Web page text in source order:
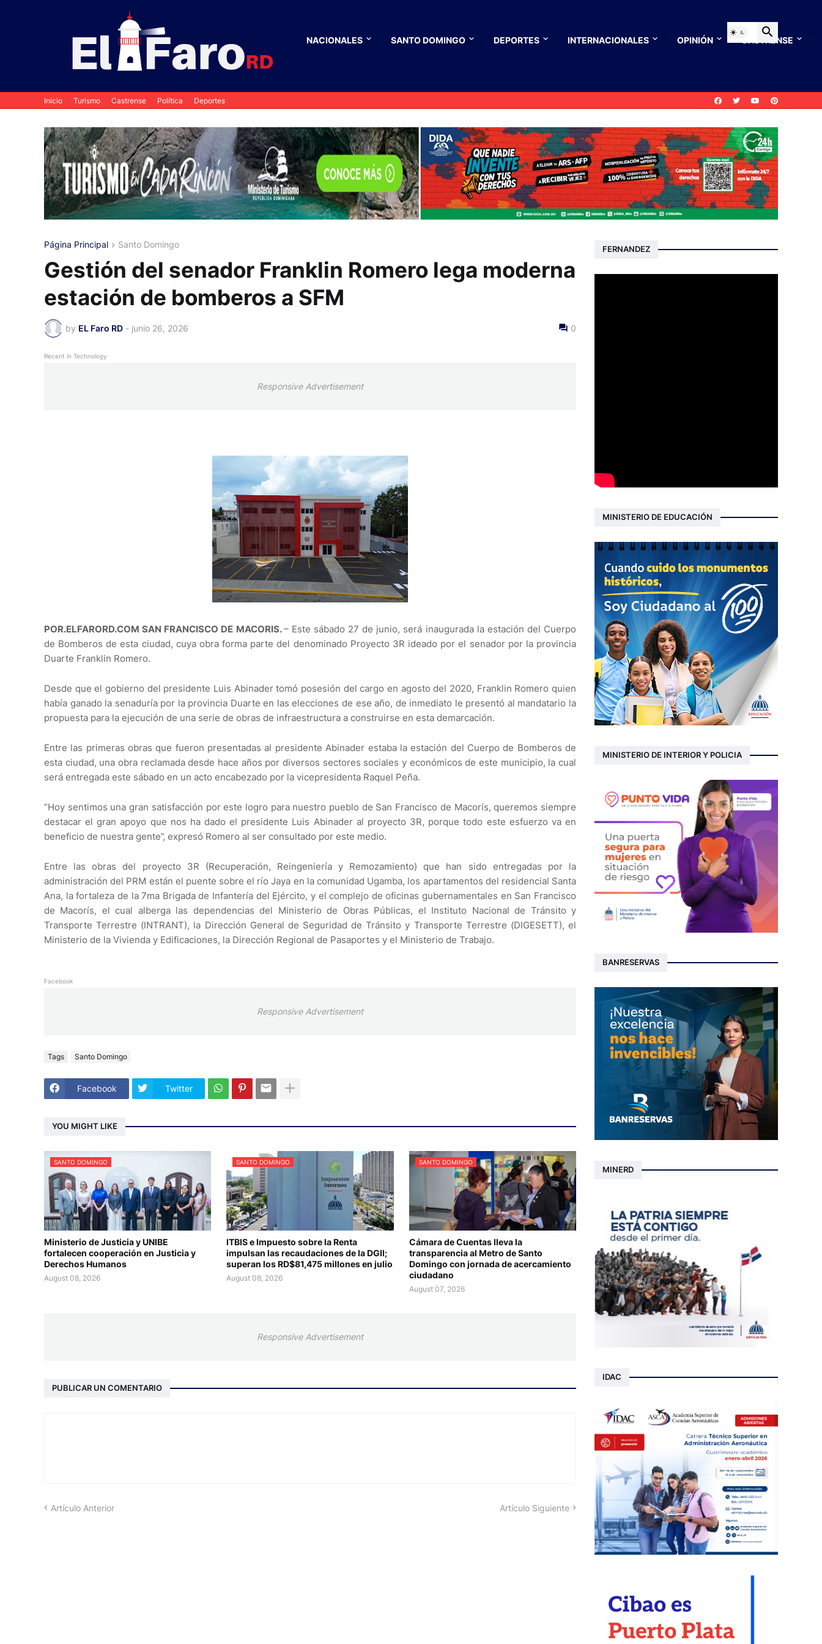
NACIONALES SANTO DOMINGO DEPORTES INTERNACIONALES OPINIÓN CASTRENSE
Inicio Turismo Castrense Política Deportes
Página Principal Santo Domingo
Gestión del senador Franklin Romero lega moderna
estación de bomberos a SFM
by EL Faro RD - junio 26, 2026 0
Recent in Technology
Responsive Advertisement
POR.ELFARORD.COM SAN FRANCISCO DE MACORIS.– Este sábado 27 de junio, será inaugurada la estación del Cuerpo
de Bomberos de esta ciudad, cuya obra forma parte del denominado Proyecto 3R ideado por el senador por la provincia
Duarte Franklin Romero.
Desde que el gobierno del presidente Luis Abinader tomó posesión del cargo en agosto del 2020, Franklin Romero quien
había ganado la senaduría por la provincia Duarte en las elecciones de ese año, de inmediato le presentó al mandatario la
propuesta para la ejecución de una serie de obras de infraestructura a construirse en esta demarcación.
Entre las primeras obras que fueron presentadas al presidente Abinader estaba la estación del Cuerpo de Bomberos de
esta ciudad, una obra reclamada desde hace años por diversos sectores sociales y económicos de este municipio, la cual
será entregada este sábado en un acto encabezado por la vicepresidenta Raquel Peña.
“Hoy sentimos una gran satisfacción por este logro para nuestro pueblo de San Francisco de Macorís, queremos siempre
destacar el gran apoyo que nos ha dado el presidente Luis Abinader al proyecto 3R, porque todo este esfuerzo va en
beneficio de nuestra gente”, expresó Romero al ser consultado por este medio.
Entre las obras del proyecto 3R (Recuperación, Reingeniería y Remozamiento) que han sido entregadas por la
administración del PRM están el puente sobre el río Jaya en la comunidad Ugamba, los apartamentos del residencial Santa
Ana, la fortaleza de la 7ma Brigada de Infantería del Ejército, y el complejo de oficinas gubernamentales en San Francisco
de Macorís, el cual alberga las dependencias del Ministerio de Obras Públicas, el Instituto Nacional de Tránsito y
Transporte Terrestre (INTRANT), la Dirección General de Seguridad de Tránsito y Transporte Terrestre (DIGESETT), el
Ministerio de la Vivienda y Edificaciones, la Dirección Regional de Pasaportes y el Ministerio de Trabajo.
Facebook
Responsive Advertisement
Tags Santo Domingo
Facebook Twitter
YOU MIGHT LIKE
SANTO DOMINGO
Ministerio de Justicia y UNIBE
fortalecen cooperación en Justicia y
Derechos Humanos
August 08, 2026
SANTO DOMINGO
ITBIS e Impuesto sobre la Renta
impulsan las recaudaciones de la DGII;
superan los RD$81,475 millones en julio
August 08, 2026
SANTO DOMINGO
Cámara de Cuentas lleva la
transparencia al Metro de Santo
Domingo con jornada de acercamiento
ciudadano
August 07, 2026
Responsive Advertisement
PUBLICAR UN COMENTARIO
Artículo Anterior Artículo Siguiente
FERNANDEZ
MINISTERIO DE EDUCACIÓN
MINISTERIO DE INTERIOR Y POLICIA
BANRESERVAS
MINERD
IDAC